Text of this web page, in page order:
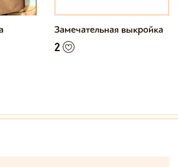
Замечательная выкройка
2